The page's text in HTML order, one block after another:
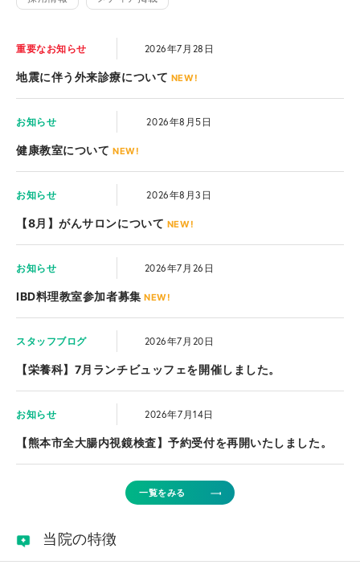
重要なお知らせ 2026年7月28日
地震に伴う外来診療について NEW!
お知らせ 2026年8月5日
健康教室について NEW!
お知らせ 2026年8月3日
【8月】がんサロンについて NEW!
お知らせ 2026年7月26日
IBD料理教室参加者募集 NEW!
スタッフブログ 2026年7月20日
【栄養科】7月ランチビュッフェを開催しました。
お知らせ 2026年7月14日
【熊本市全大腸内視鏡検査】予約受付を再開いたしました。
一覧をみる
当院の特徴